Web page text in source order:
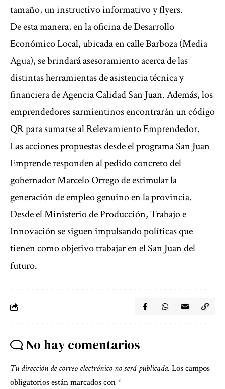
tamaño, un instructivo informativo y flyers.
De esta manera, en la oficina de Desarrollo
Económico Local, ubicada en calle Barboza (Media
Agua), se brindará asesoramiento acerca de las
distintas herramientas de asistencia técnica y
financiera de Agencia Calidad San Juan. Además, los
emprendedores sarmientinos encontrarán un código
QR para sumarse al Relevamiento Emprendedor.
Las acciones propuestas desde el programa San Juan
Emprende responden al pedido concreto del
gobernador Marcelo Orrego de estimular la
generación de empleo genuino en la provincia.
Desde el Ministerio de Producción, Trabajo e
Innovación se siguen impulsando políticas que
tienen como objetivo trabajar en el San Juan del
futuro.
No hay comentarios
Tu dirección de correo electrónico no será publicada. Los campos
obligatorios están marcados con*